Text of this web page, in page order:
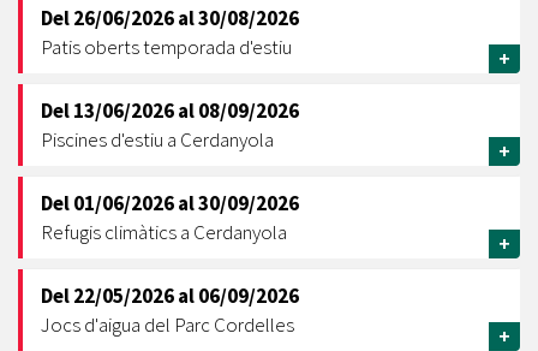
Del26/06/2026al30/08/2026
Patis oberts temporada d'estiu
+
Del13/06/2026al08/09/2026
Piscines d'estiu a Cerdanyola
+
Del01/06/2026al30/09/2026
Refugis climàtics a Cerdanyola
+
Del22/05/2026al06/09/2026
Jocs d'aigua del Parc Cordelles
+